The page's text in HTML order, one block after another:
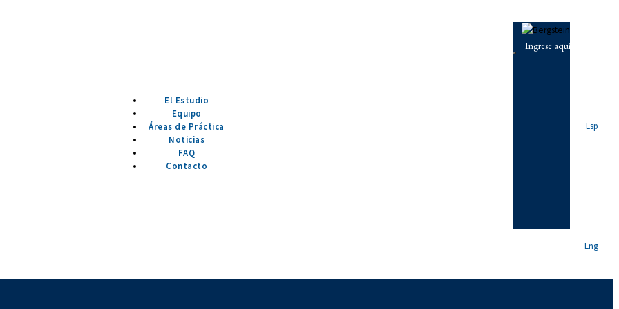
El Estudio
Equipo
Áreas de Práctica
Noticias
FAQ
Contacto
Esp
Eng